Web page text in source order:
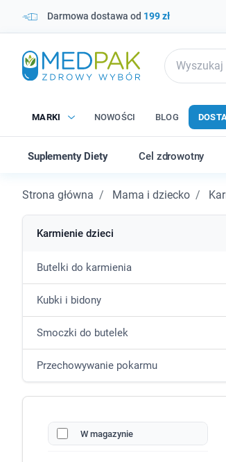
Darmowa dostawa od 199 zł
MARKI NOWOŚCI BLOG
Suplementy Diety Cel zdrowotny
Strona główna Mama i dziecko
Karmienie dzieci
Butelki do karmienia
Kubki i bidony
Smoczki do butelek
Przechowywanie pokarmu
W magazynie